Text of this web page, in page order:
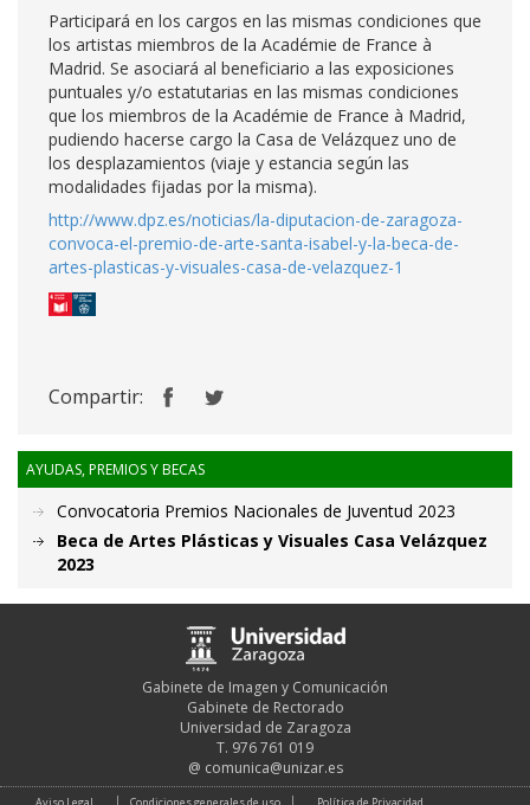
Participará en los cargos en las mismas condiciones que
los artistas miembros de la Académie de France à
Madrid. Se asociará al beneficiario a las exposiciones
puntuales y/o estatutarias en las mismas condiciones
que los miembros de la Académie de France à Madrid,
pudiendo hacerse cargo la Casa de Velázquez uno de
los desplazamientos (viaje y estancia según las
modalidades fijadas por la misma).
http://www.dpz.es/noticias/la-diputacion-de-zaragoza-
convoca-el-premio-de-arte-santa-isabel-y-la-beca-de-
artes-plasticas-y-visuales-casa-de-velazquez-1
Compartir:
AYUDAS, PREMIOS Y BECAS
Convocatoria Premios Nacionales de Juventud 2023
Beca de Artes Plásticas y Visuales Casa Velázquez
2023
Gabinete de Imagen y Comunicación
Gabinete de Rectorado
Universidad de Zaragoza
T. 976 761 019
@ comunica@unizar.es